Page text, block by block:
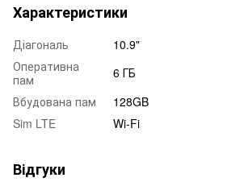
Характеристики
Діагональ
10.9"
Оперативна
пам
6 ГБ
Вбудована пам
128GB
Sim LTE
Wi-Fi
Відгуки